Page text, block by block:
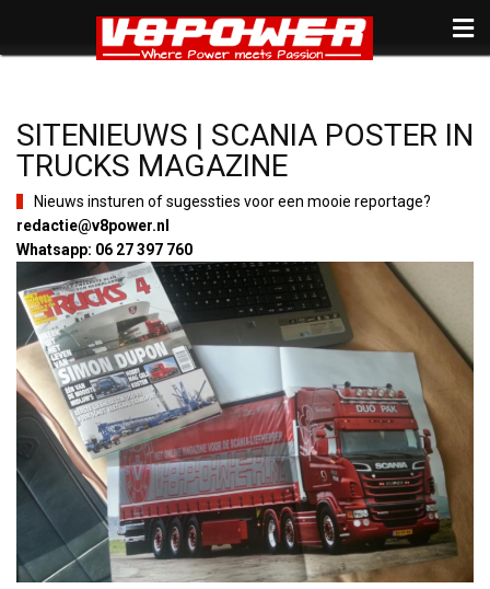
SITENIEUWS | SCANIA POSTER IN
TRUCKS MAGAZINE
Nieuws insturen of sugessties voor een mooie reportage?
redactie@v8power.nl
Whatsapp: 06 27 397 760